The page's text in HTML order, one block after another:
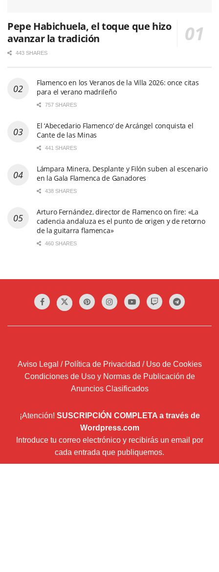
Pepe Habichuela, el toque que hizo
avanzar la tradición
443 SHARES
Flamenco en los Veranos de la Villa 2026: once citas
para el verano madrileño
757 SHARES
El ‘Abecedario Flamenco’ de Arcángel conquista el
Cante de las Minas
441 SHARES
Lámpara Minera, Desplante y Filón suben al escenario
en la Gala Flamenca de Ganadores
438 SHARES
Arturo Fernández, director de Flamenco on fire: «La
cadencia andaluza es el punto de origen y de retorno
de la guitarra flamenca»
460 SHARES
Aviso Legal / Política de Privacidad / Uso de Cookies
Condiciones de Uso y Normas de Publicación de
Anuncios Clasificados
¡Atención! SUSCRIPCIÓN COMPLETA a través de
Wordpress.com
Introduce tu correo electrónico y recibirás un email por
cada entrada que publiquemos.